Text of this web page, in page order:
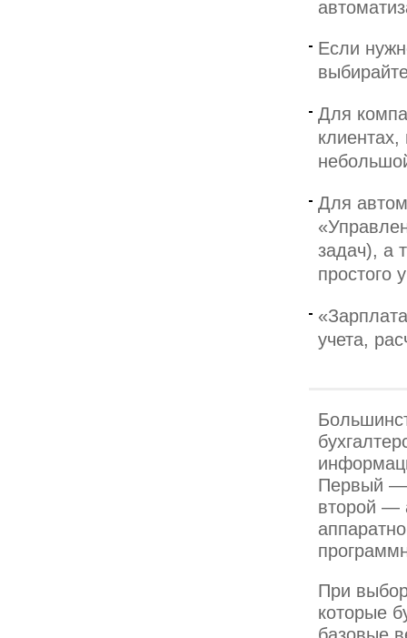
Если
Для
Для
задач), а
простого
учета,
Первый —
второй —
При
которые